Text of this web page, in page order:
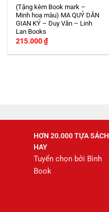
(Tặng kèm Book mark –
Minh hoạ màu) MA QUỶ DÂN
GIAN KÝ – Duy Văn – Linh
Lan Books
215.000₫
HƠN 20.000 TỰA SÁCH
HAY
Tuyển chọn bởi Bình
Book